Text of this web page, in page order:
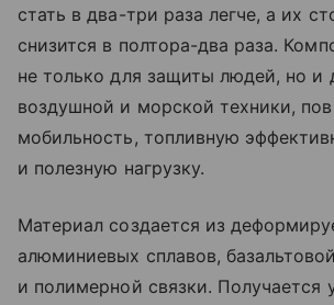
стать в два-три раза легче, а их
снизится в полтора-два раза.
не только для защиты людей, но и
воздушной и морской техники,
мобильность, топливную
и полезную нагрузку.
Материал создается из
алюминиевых сплавов,
и полимерной связки. Получается